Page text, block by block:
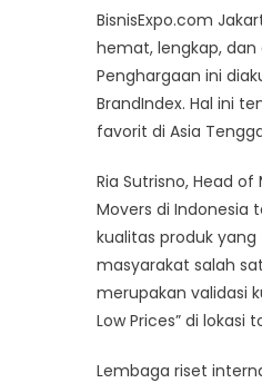
BisnisExpo.com
hemat, lengkap, dan
Penghargaan ini
BrandIndex. Hal ini
favorit di Asia
Ria Sutrisno, Head
Movers di Indonesia
kualitas produk
masyarakat salah
merupakan validasi
Low Prices” di
Lembaga riset